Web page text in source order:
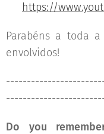
https://
Parabéns a toda
envolvidos! 👏
Do you